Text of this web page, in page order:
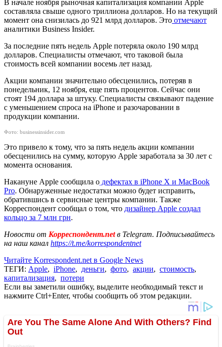
В начале ноября рыночная капитализация компании Apple
составляла свыше одного триллиона долларов. Но на текущий
момент она снизилась до 921 млрд долларов. Это отмечают
аналитики Business Insider.
За последние пять недель Apple потеряла около 190 млрд
долларов. Специалисты отмечают, что таковой была
стоимость всей компании восемь лет назад.
Акции компании значительно обесценились, потеряв в
понедельник, 12 ноября, еще пять процентов. Сейчас они
стоят 194 доллара за штуку. Специалисты связывают падение
с уменьшением спроса на iPhone и разочаровании в
продукции компании.
Фото: businessinsider.com
Это привело к тому, что за пять недель акции компании
обесценились на сумму, которую Apple заработала за 30 лет с
момента основания.
Накануне Apple сообщила о дефектах в iPhone X и MacBook
Pro. Обнаруженные недостатки можно будет исправить,
обратившись в сервисные центры компании. Также
Корреспондент сообщал о том, что дизайнер Apple создал
кольцо за 7 млн грн.
Новости от Корреспондент.netв Telegram. Подписывайтесь
на наш канал https://t.me/korrespondentnet
Читайте Korrespondent.net в Google News
ТЕГИ: Apple, iPhone, деньги, фото, акции, стоимость,
капитализация, потери
Если вы заметили ошибку, выделите необходимый текст и
нажмите Ctrl+Enter, чтобы сообщить об этом редакции.